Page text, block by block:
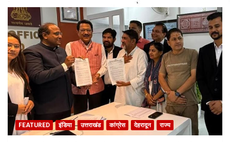
FEATURED इंडिया उत्तराखंड कांग्रेस देहरादून राज्य